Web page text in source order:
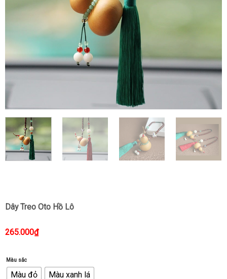
Dây Treo Oto Hồ Lô
265.000₫
Màu sắc
Màu đỏ Màu xanh lá